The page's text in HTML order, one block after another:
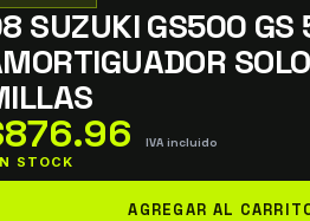
SUZUKI GS500 GS
876.96 IVA incluido
STOCK
AGREGAR AL